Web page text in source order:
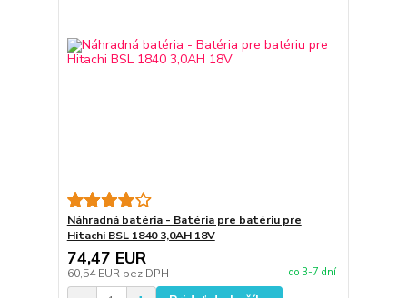
Náhradná batéria - Batéria pre batériu pre
Hitachi BSL 1840 3,0AH 18V
74,47 EUR
60,54 EUR bez DPH do 3-7 dní